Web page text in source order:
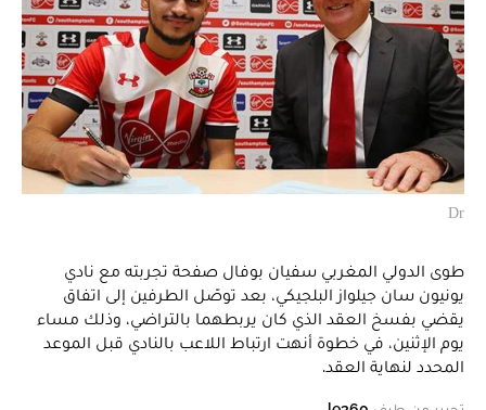
Dr
طوى الدولي المغربي سفيان بوفال صفحة تجربته مع نادي
يونيون سان جيلواز البلجيكي، بعد توصّل الطرفين إلى اتفاق
يقضي بفسخ العقد الذي كان يربطهما بالتراضي، وذلك مساء
يوم الإثنين، في خطوة أنهت ارتباط اللاعب بالنادي قبل الموعد
المحدد لنهاية العقد.